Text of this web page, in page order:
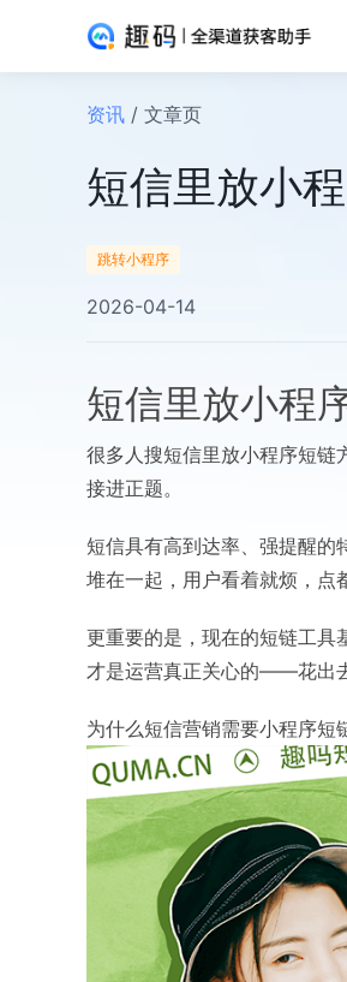
资讯 / 文章页
短信里放小
跳转小程序
2026-04-14
短信里放小程
很多人搜短信里放小程序短链
接进正题。
短信具有高到达率、强提醒的
堆在一起，用户看着就烦，点
更重要的是，现在的短链工具
才是运营真正关心的——花出
为什么短信营销需要小程序短